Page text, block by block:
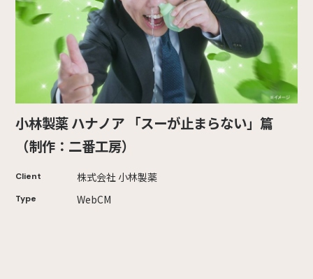
小林製薬 ハナノア 「スーが止まらない」篇
（制作：二番工房）
Client 株式会社 小林製薬
Type WebCM